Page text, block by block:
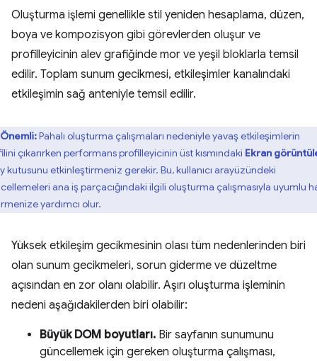
Oluşturma işlemi genellikle stil yeniden hesaplama, düzen,
boya ve kompozisyon gibi görevlerden oluşur ve
profilleyicinin alev grafiğinde mor ve yeşil bloklarla temsil
edilir. Toplam sunum gecikmesi, etkileşimler kanalındaki
etkileşimin sağ anteniyle temsil edilir.
Önemli:Pahalı oluşturma çalışmaları nedeniyle yavaş etkileşimlerin
çıkarırken performans profilleyicinin üst kısmındaki Ekran
kutusunu etkinleştirmeniz gerekir. Bu, kullanıcı arayüzündeki
ana iş parçacığındaki ilgili oluşturma çalışmasıyla uyumlu
yardımcı olur.
Yüksek etkileşim gecikmesinin olası tüm nedenlerinden biri
olan sunum gecikmeleri, sorun giderme ve düzeltme
açısından en zor olanı olabilir. Aşırı oluşturma işleminin
nedeni aşağıdakilerden biri olabilir:
Büyük DOM boyutları. Bir sayfanın sunumunu
güncellemek için gereken oluşturma çalışması,